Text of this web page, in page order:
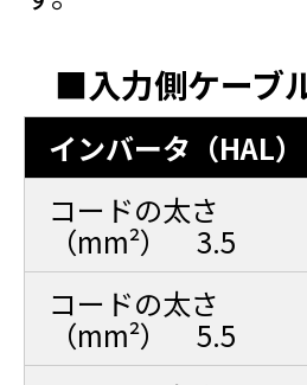
■入力側ケーブ
インバータ（HAL）
コードの太さ
（mm²） 3.5
コードの太さ
（mm²） 5.5